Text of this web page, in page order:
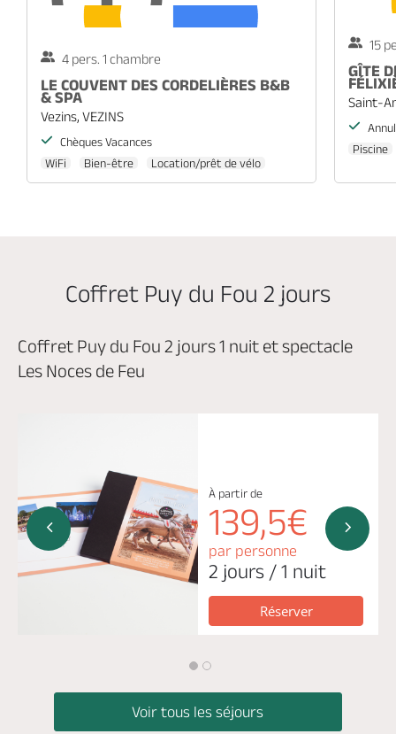
4 pers. 1 chambre
LE COUVENT DES CORDELIÈRES B&B
& SPA
Vezins, VEZINS
Chèques Vacances
WiFi
Bien-être Location/prêt de vélo
15
GÎTE
Saint-
Piscine
Coffret Puy du Fou 2 jours
Coffret Puy du Fou 2 jours 1 nuit et spectacle
Les Noces de Feu
À partir de
139,5€
par personne
2 jours / 1 nuit
Réserver
Voir tous les séjours